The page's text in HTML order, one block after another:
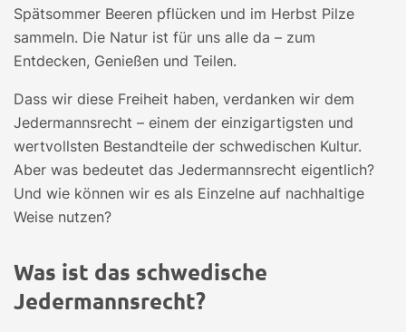
Spätsommer Beeren pflücken und im Herbst Pilze
sammeln. Die Natur ist für uns alle da – zum
Entdecken, Genießen und Teilen.
Dass wir diese Freiheit haben, verdanken wir dem
Jedermannsrecht – einem der einzigartigsten und
wertvollsten Bestandteile der schwedischen Kultur.
Aber was bedeutet das Jedermannsrecht eigentlich?
Und wie können wir es als Einzelne auf nachhaltige
Weise nutzen?
Was ist das schwedische
Jedermannsrecht?